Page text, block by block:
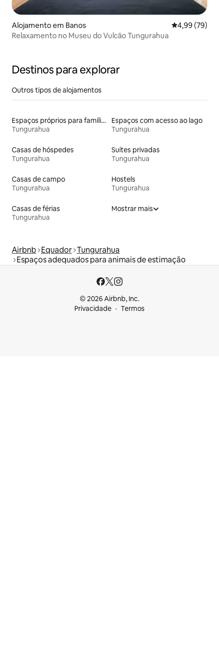
Alojamento em Banos Classificação
4,99 (79)
Relaxamento no Museu do Vulcão Tungurahua
Destinos para explorar
Outros tipos de alojamentos
Espaços próprios para famílias
Tungurahua
Espaços com acesso ao lago
Tungurahua
Casas de hóspedes
Tungurahua
Suítes privadas
Tungurahua
Casas de campo
Tungurahua
Hostels
Tungurahua
Casas de férias
Tungurahua
Mostrar mais
Airbnb Equador Tungurahua
Espaços adequados para animais de estimação
© 2026 Airbnb, Inc.
Privacidade
Termos